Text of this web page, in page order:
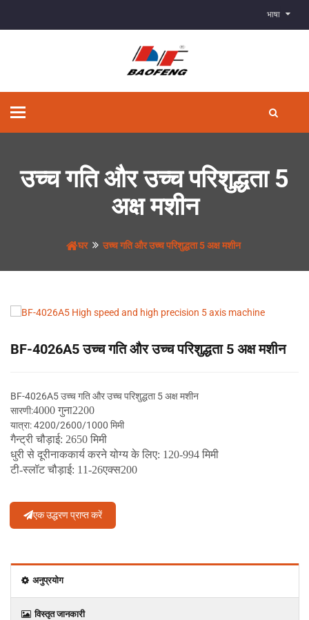
भाषा
टॉगल
उच्च गति और उच्च परिशुद्धता 5
अक्ष मशीन
घर उच्च गति और उच्च परिशुद्धता 5 अक्ष मशीन
BF-4026A5 उच्च गति और उच्च परिशुद्धता 5 अक्ष मशीन
BF-4026A5 उच्च गति और उच्च परिशुद्धता 5 अक्ष मशीन
सारणी:4000 गुना2200
यात्रा: 4200/2600/1000 मिमी
गैन्ट्री चौड़ाई: 2650 मिमी
धुरी से दूरीनाककार्य करने योग्य के लिए: 120-994 मिमी
टी-स्लॉट चौड़ाई: 11-26एक्स200
एक उद्धरण प्राप्त करें
अनुप्रयोग
विस्‍तृत जानकारी